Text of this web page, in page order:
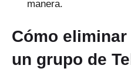
manera.
Cómo
un grupo de